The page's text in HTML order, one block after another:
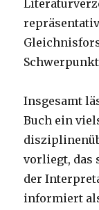
Insgesamt
Buch ein
vorliegt, das
der
informiert